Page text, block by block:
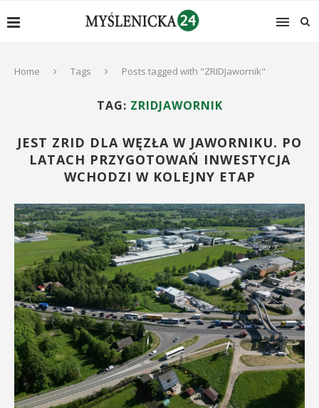
Home Tags Posts tagged with "ZRIDJawornik"
TAG: ZRIDJAWORNIK
JEST ZRID DLA WĘZŁA W JAWORNIKU. PO
LATACH PRZYGOTOWAŃ INWESTYCJA
WCHODZI W KOLEJNY ETAP